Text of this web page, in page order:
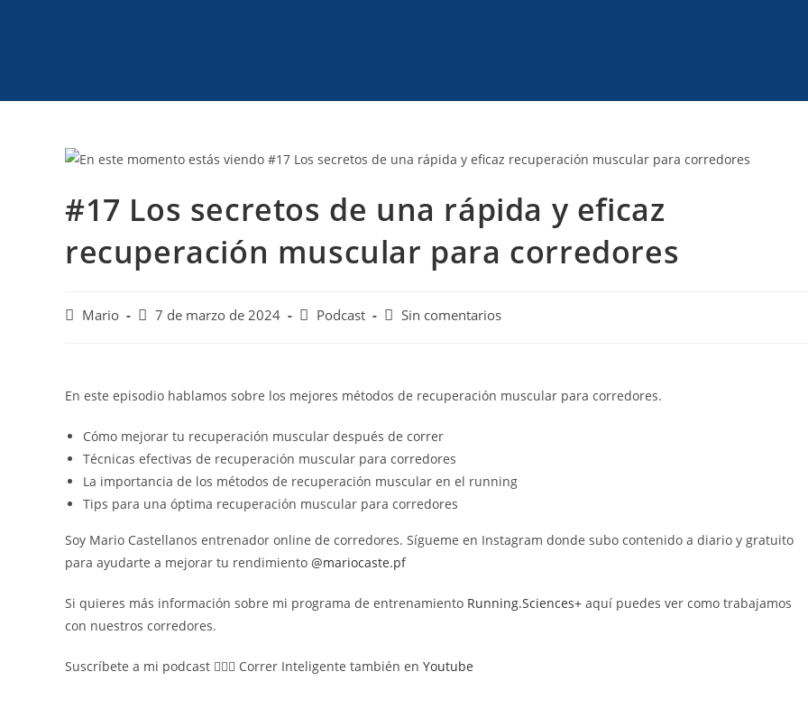
#17 Los secretos de una rápida y eficaz
recuperación muscular para corredores
Mario 7 de marzo de 2024 Podcast Sin comentarios
En este episodio hablamos sobre los mejores métodos de recuperación muscular para corredores.
Cómo mejorar tu recuperación muscular después de correr
Técnicas efectivas de recuperación muscular para corredores
La importancia de los métodos de recuperación muscular en el running
Tips para una óptima recuperación muscular para corredores
Soy Mario Castellanos entrenador online de corredores. Sígueme en Instagram donde subo contenido a diario y gratuito
para ayudarte a mejorar tu rendimiento ⁠⁠⁠ @mariocaste.pf⁠⁠⁠
Si quieres más información sobre mi programa de entrenamiento ⁠⁠⁠Running.Sciences+⁠⁠⁠ aquí puedes ver como trabajamos
con nuestros corredores.
Suscríbete a mi podcast 🏃🏻‍♂️ Correr Inteligente también en ⁠⁠Youtube⁠